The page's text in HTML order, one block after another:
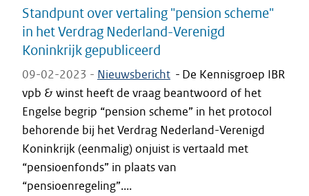
Standpunt over vertaling "pension scheme"
in het Verdrag Nederland-Verenigd
Koninkrijk gepubliceerd
09-02-2023 - Nieuwsbericht - De Kennisgroep IBR
vpb & winst heeft de vraag beantwoord of het
Engelse begrip “pension scheme” in het protocol
behorende bij het Verdrag Nederland-Verenigd
Koninkrijk (eenmalig) onjuist is vertaald met
“pensioenfonds” in plaats van
“pensioenregeling”....